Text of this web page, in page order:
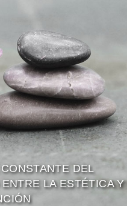
DEL
LA ESTÉTICA Y